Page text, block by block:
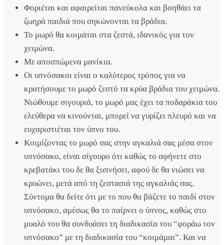
Φοριέται και αφαιρείται πανεύκολα και βοηθάει τα
ζωηρά παιδιά που σηκώνονται τα βράδια.
Το μωρό θα κοιμάται στα ζεστά, ιδανικός για τον
χειμώνα.
Με αποσπώμενα μανίκια.
Οι υπνόσακοι είναι ο καλύτερος τρόπος για να
κρατήσουμε το μωρό ζεστό τα κρύα βράδια του χειμώνα.
Νιώθουμε σιγουριά, το μωρό μας έχει τα ποδαράκια του
ελεύθερα να κινούνται, μπορεί να γυρίζει πλευρό και να
ευχαριστιέται τον ύπνο του.
Κοιμίζοντας το μωρό σας στην αγκαλιά σας μέσα στον
υπνόσακο, είναι σίγουρο ότι καθώς το αφήνετε στο
κρεβατάκι του δε θα ξυπνήσει, αφού δε θα νιώσει να
κρυώνει, μετά από τη ζεστασιά της αγκαλιάς σας.
Σύντομα θα δείτε ότι με το που θα βάζετε το παιδί στον
υπνόσακο, αμέσως θα το παίρνει ο ύπνος, καθώς στο
μυαλό του θα συνδυάσει τη διαδικασία του “φοράω τον
υπνόσακο” με τη διαδικασία του “κοιμάμαι”. Και να